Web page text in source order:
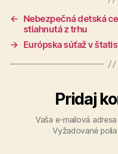
←
Nebezpečná detská
stiahnutá z trhu
→
Európska súťaž v
Pridaj
Vaša e-mailová
Vyžadované